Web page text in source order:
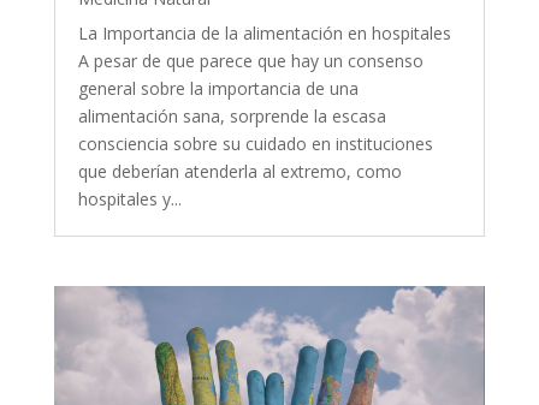
La Importancia de la alimentación en hospitales
A pesar de que parece que hay un consenso
general sobre la importancia de una
alimentación sana, sorprende la escasa
consciencia sobre su cuidado en instituciones
que deberían atenderla al extremo, como
hospitales y...